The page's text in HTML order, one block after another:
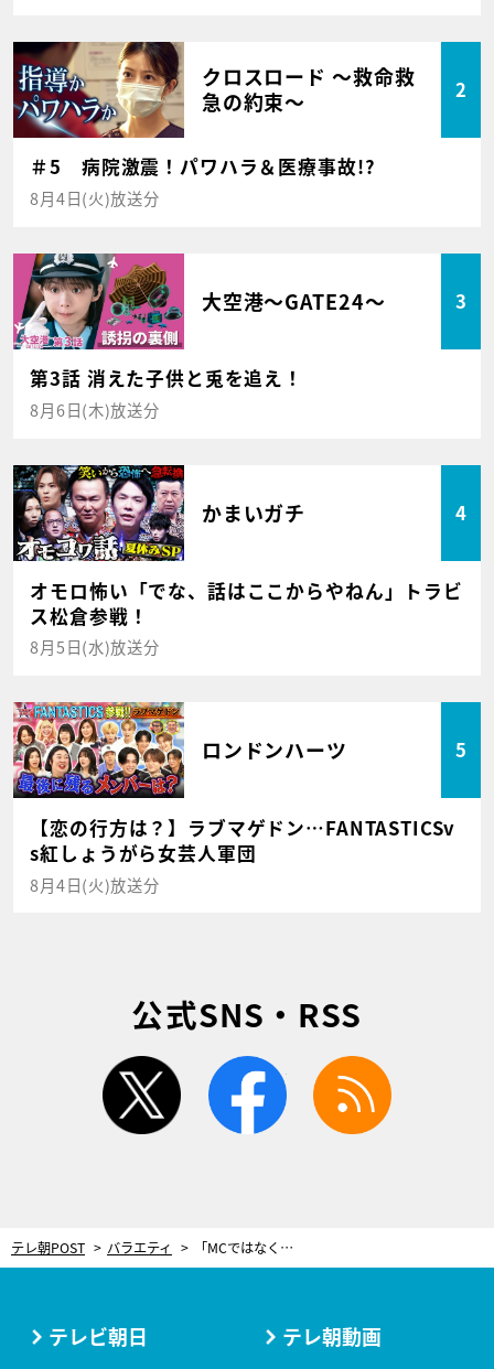
クロスロード ～救命救
急の約束～
2
＃5 病院激震！パワハラ＆医療事故!?
8月4日(火)放送分
大空港～GATE24～ 3
第3話 消えた子供と兎を追え！
8月6日(木)放送分
かまいガチ 4
オモロ怖い「でな、話はここからやねん」トラビ
ス松倉参戦！
8月5日(水)放送分
ロンドンハーツ 5
【恋の行方は？】ラブマゲドン…FANTASTICSv
s紅しょうがら女芸人軍団
8月4日(火)放送分
公式SNS・RSS
twitter facebook
テレ朝POST バラエティ 「MCではなく“NC”」ますだおかだ・岡田がももクロに独自のMC術を披露！
テレビ朝日 テレ朝動画